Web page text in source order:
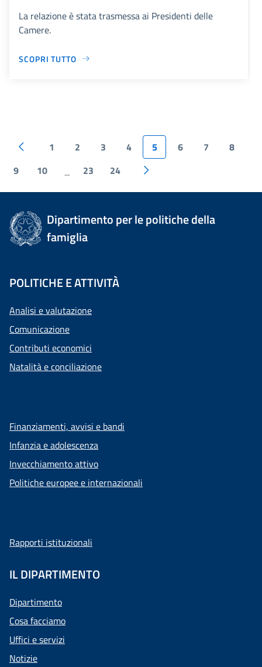
La relazione è stata trasmessa ai Presidenti delle
Camere.
SCOPRI TUTTO
1 2 3 4 5 6 7
8
9
10 ... 23 24
Dipartimento per le politiche della
famiglia
POLITICHE E ATTIVITÀ
Analisi e valutazione
Comunicazione
Contributi economici
Natalità e conciliazione
Finanziamenti, avvisi e bandi
Infanzia e adolescenza
Invecchiamento attivo
Politiche europee e internazionali
Rapporti istituzionali
IL DIPARTIMENTO
Dipartimento
Cosa facciamo
Uffici e servizi
Notizie